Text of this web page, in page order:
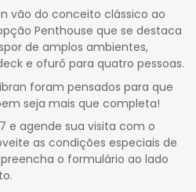
vão do conceito clássico ao
Penthouse que se destaca
de amplos ambientes,
e ofurô para quatro pessoas.
foram pensados para que
seja mais que completa!
e agende sua visita com o
as condições especiais de
o formulário ao lado